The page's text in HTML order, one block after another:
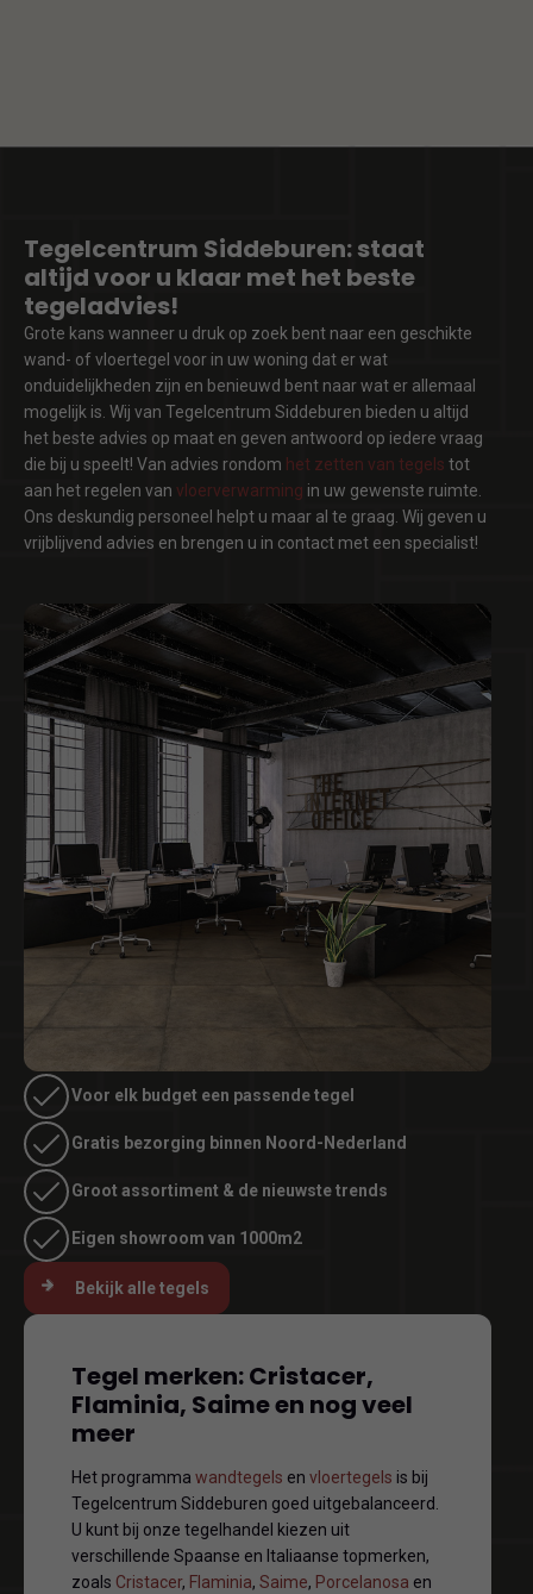
Tegelcentrum Siddeburen: staat
altijd voor u klaar met het beste
tegeladvies!
Grote kans wanneer u druk op zoek bent naar een geschikte
wand- of vloertegel voor in uw woning dat er wat
onduidelijkheden zijn en benieuwd bent naar wat er allemaal
mogelijk is. Wij van Tegelcentrum Siddeburen bieden u altijd
het beste advies op maat en geven antwoord op iedere vraag
die bij u speelt! Van advies rondom het zetten van tegels tot
aan het regelen van vloerverwarming in uw gewenste ruimte.
Ons deskundig personeel helpt u maar al te graag. Wij geven u
vrijblijvend advies en brengen u in contact met een specialist!
Voor elk budget een passende tegel
Gratis bezorging binnen Noord-Nederland
Groot assortiment & de nieuwste trends
Eigen showroom van 1000m2
Bekijk alle tegels
Tegel merken: Cristacer,
Flaminia, Saime en nog veel
meer
Het programma wandtegels en vloertegels is bij
Tegelcentrum Siddeburen goed uitgebalanceerd.
U kunt bij onze tegelhandel kiezen uit
verschillende Spaanse en Italiaanse topmerken,
zoals Cristacer, Flaminia, Saime, Porcelanosa en